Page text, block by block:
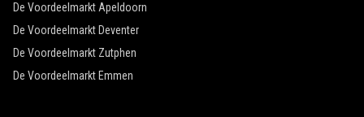
De Voordeelmarkt Apeldoorn
De Voordeelmarkt Deventer
De Voordeelmarkt Zutphen
De Voordeelmarkt Emmen